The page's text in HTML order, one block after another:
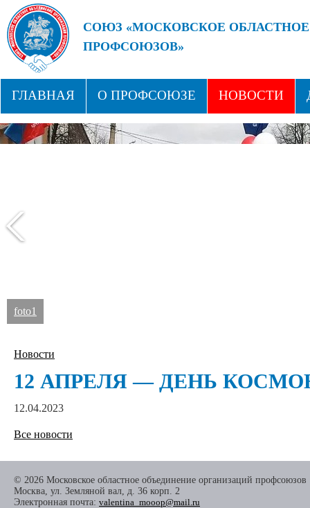
СОЮЗ «МОСКОВСКОЕ
ПРОФСОЮЗОВ»
ГЛАВНАЯ О ПРОФСОЮЗЕ НОВОСТИ
СТРУКТУРА ПРОФСОЮЗНЫЕ ЗДРАВНИЦЫ
foto1
Новости
12 АПРЕЛЯ — ДЕНЬ
12.04.2023
Все новости
© 2026 Московское областное объединение организаций профсоюзов
Москва, ул. Земляной вал, д. 36 корп. 2
Электронная почта: valentina_mooop@mail.ru